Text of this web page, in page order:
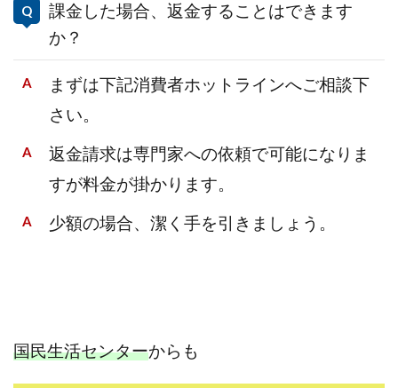
課金した場合、返金することはできます
か？
まずは下記消費者ホットラインへご相談下
さい。
返金請求は専門家への依頼で可能になりま
すが料金が掛かります。
少額の場合、潔く手を引きましょう。
国民生活センターからも